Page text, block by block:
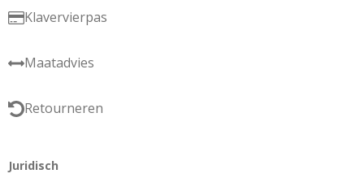
Klavervierpas
Maatadvies
Retourneren
Juridisch